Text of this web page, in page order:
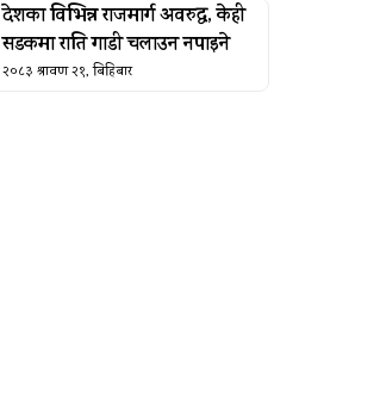
देशका विभिन्न राजमार्ग अवरुद्ध, केही
सडकमा राति गाडी चलाउन नपाइने
२०८३ श्रावण २१, बिहिबार